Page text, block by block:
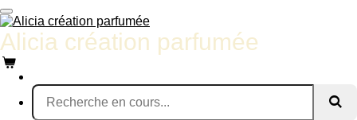
Passer
au
contenu
principal
Alicia création parfumée